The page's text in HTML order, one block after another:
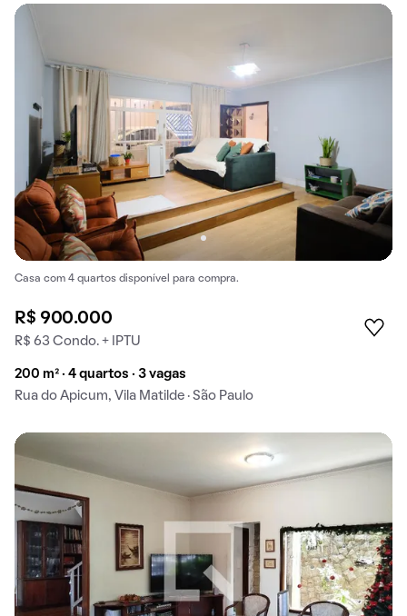
Casa com 4 quartos disponível para compra.
R$ 900.000
R$ 63 Condo. + IPTU
200 m² · 4 quartos · 3 vagas
Rua do Apicum, Vila Matilde · São Paulo